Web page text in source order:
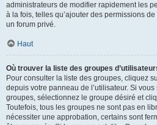
administrateurs de modifier rapidement les
à la fois, telles qu’ajouter des permissions
un forum privé.
Haut
Où trouver la liste des groupes
Pour consulter la liste des groupes, cliquez
depuis votre panneau de l’utilisateur. Si
groupes, sélectionnez le groupe désiré et
Toutefois, tous les groupes ne sont pas en
nécessiter une approbation, certains sont